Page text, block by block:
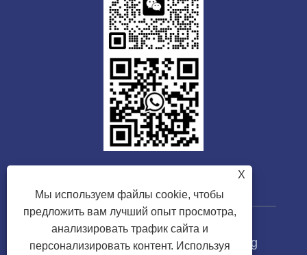
Авторские права © 2023 Guangdong
X
Мы используем файлы cookie, чтобы
предложить вам лучший опыт просмотра,
анализировать трафик сайта и
персонализировать контент. Используя